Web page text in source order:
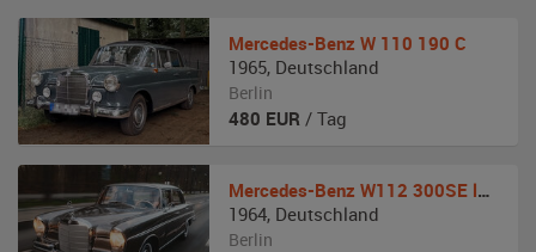
Mercedes-Benz W 110 190 C
1965, Deutschland
Berlin
480 EUR / Tag
Mercedes-Benz W112 300SE lang Königsflosse
1964, Deutschland
Berlin